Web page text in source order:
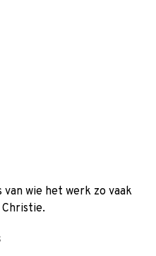
wie het werk zo vaak
Christie.